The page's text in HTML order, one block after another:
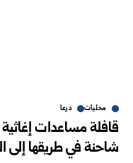
محليات درعا
شاحنة في طريقها إلى